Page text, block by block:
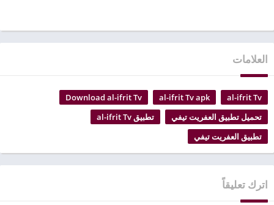
العلامات
al-ifrit Tv
al-ifrit Tv apk
Download al-ifrit Tv
تحميل تطبيق العفريت تيفي
تطبيق al-ifrit Tv
تطبيق العفريت تيفي
اترك تعليقاً